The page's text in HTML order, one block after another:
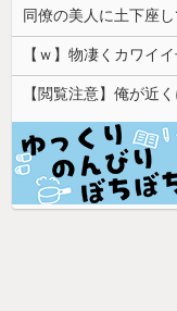
同僚の美人に土下座
【ｗ】物凄くカワイ
【閲覧注意】俺が近